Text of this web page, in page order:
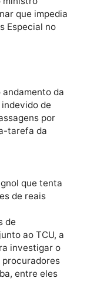
que
Especial no
indevido de
passagens por
tarefa da